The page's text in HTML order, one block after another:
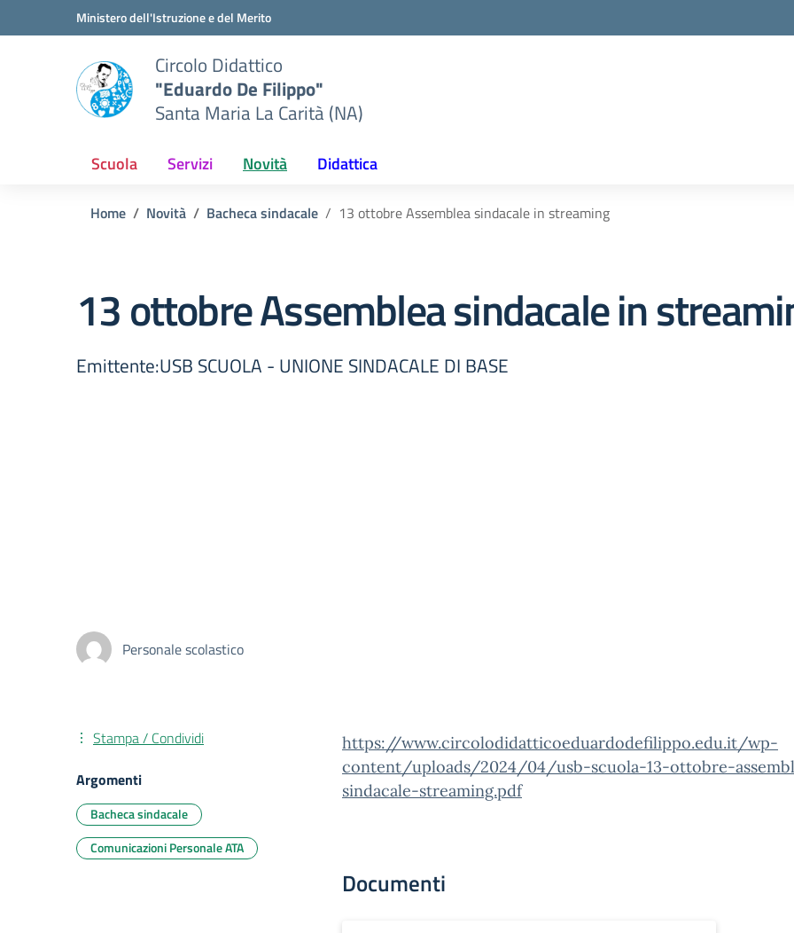
Vai ai contenuti
Vai al menu di navigazioneMinistero dell'Istruzione e del Merito
Circolo Didattico
"Eduardo De Filippo"
Santa Maria La Carità (NA)
Scuola Servizi Novità Didattica
Home Novità Bacheca sindacale 13 ottobre Assemblea sindacale in streaming
13 ottobre Assemblea sindacale in
Emittente:USB SCUOLA - UNIONE SINDACALE DI BASE
Personale scolastico
https://www.circolodidatticoeduardodefilippo.edu.it/wp-
content/uploads/2024/04/usb-scuola-13-ottobre-
sindacale-streaming.pdf
Documenti
Stampa / Condividi
Argomenti
Bacheca sindacale
Comunicazioni Personale ATA